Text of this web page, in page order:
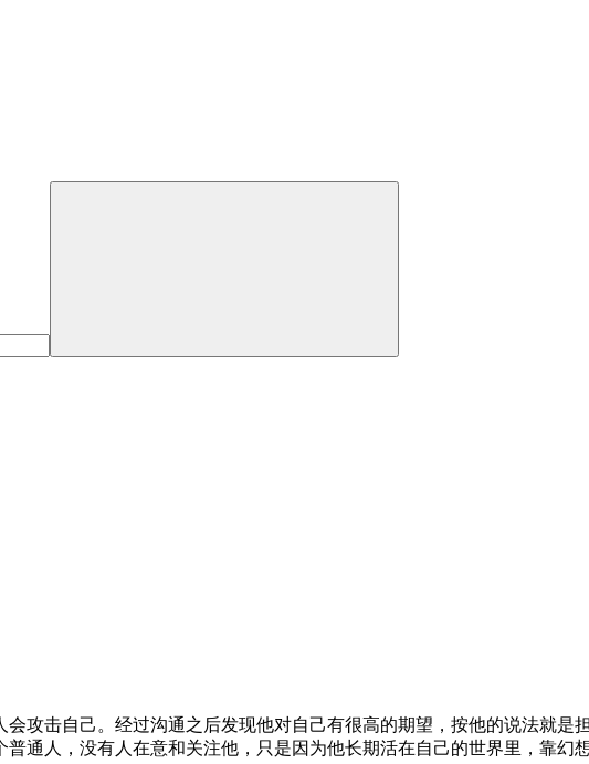
会攻击自己。经过沟通之后发现他对自己有很高的期望，按他的说法就
通人，没有人在意和关注他，只是因为他长期活在自己的世界里，靠幻想